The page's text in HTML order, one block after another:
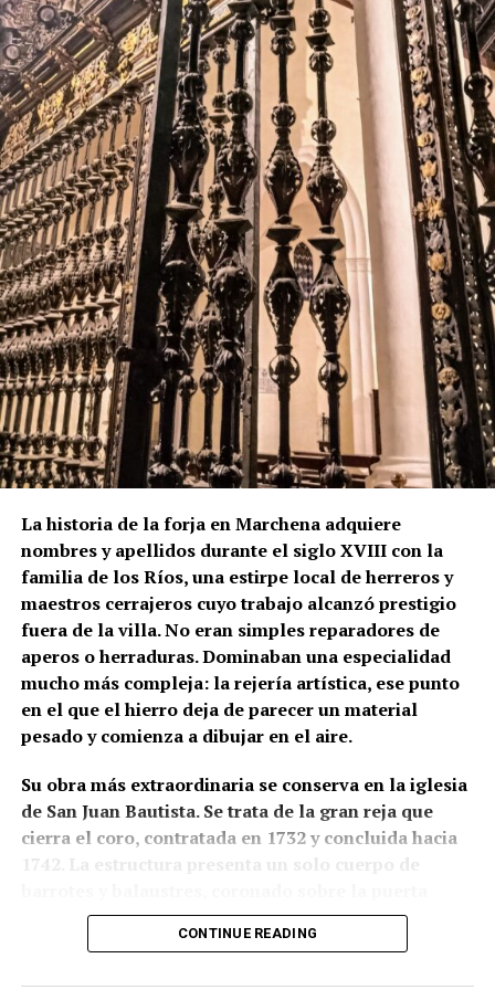
El resultado fue una torre en la que conviven la
tradición constructiva mudéjar y el lenguaje
renacentista. El cuerpo de campanas presenta
grandes arcos de medio punto, mientras que el friso
y el chapitel incorporan azulejería, uno de los
elementos más característicos de la arquitectura
religiosa marchenera. El Plan Especial de Protección
del Conjunto Histórico de Marchena describe
precisamente la torre como una construcción
rematada por chapitel y decorada con azulejos tanto
en el friso como en su coronación.
La lectura de los muros permite plantear que el
actual campanario se levantó sobre una torre
anterior, probablemente medieval. Los dos arcos
aparentemente tapiados visibles bajo el friso
cerámico podrían ser una de las huellas de aquella
fase primitiva, aunque esta hipótesis no debe
presentarse como definitiva mientras no exista una
comprobación arqueológica del paramento.
La formulación histórica más rigurosa sería, por
tanto, que Hernán Ruiz II inspeccionó la torre de San
Juan en 1567 y pudo intervenir en el proyecto de su
transformación, mientras que Diego de Velasco
aparece relacionado con la ejecución o culminación
del chapitel y del campanario durante las últimas
décadas del siglo XVI.
La torre que hoy vemos no pertenece a un único
momento ni a un solo autor. Es una arquitectura
construida por capas: una base de origen medieval,
siluetas más reconocibles del patrimonio
monumental de Marchena.
La historia de la forja en Marchena adquiere
nombres y apellidos durante el siglo XVIII con la
familia de los Ríos, una estirpe local de herreros y
maestros cerrajeros cuyo trabajo alcanzó prestigio
fuera de la villa. No eran simples reparadores de
aperos o herraduras. Dominaban una especialidad
mucho más compleja: la rejería artística, ese punto
en el que el hierro deja de parecer un material
pesado y comienza a dibujar en el aire.
Su obra más extraordinaria se conserva en la iglesia
de San Juan Bautista. Se trata de la gran reja que
cierra el coro, contratada en 1732 y concluida hacia
1742. La estructura presenta un solo cuerpo de
central por un gran remate ornamental. En lo alto
aparece una corona real flanqueada por ángeles con
CONTINUE READING